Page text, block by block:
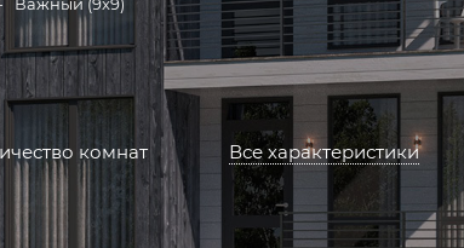
комнат Все характеристики
Важный (9x9)